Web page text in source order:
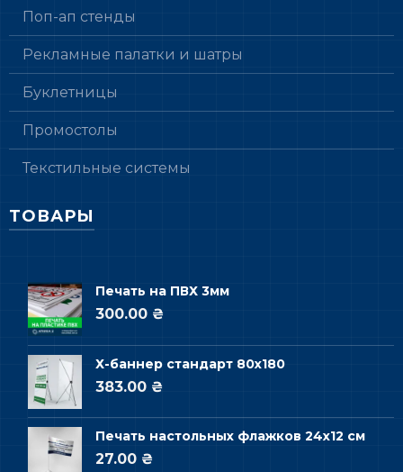
Поп-ап стенды
Рекламные палатки и шатры
Буклетницы
Промостолы
Текстильные системы
ТОВАРЫ
Печать на ПВХ 3мм
300.00 ₴
Х-баннер стандарт 80х180
383.00 ₴
Печать настольных флажков 24х12 см
27.00 ₴